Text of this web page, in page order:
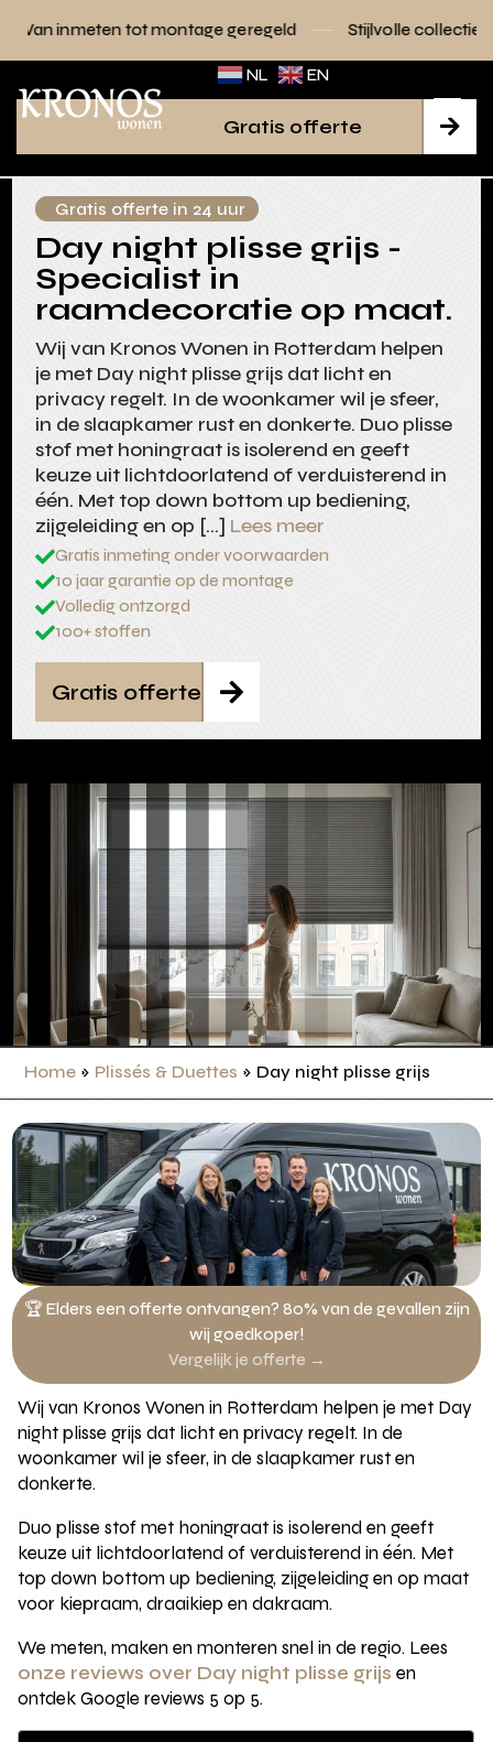
montage geregeld Stijlvolle collecties voor elk interieur
NL EN

Gratis offerte
Gratis offerte in 24 uur
Day night plisse grijs -
Specialist in
raamdecoratie op maat.
Wij van Kronos Wonen in Rotterdam helpen
je met Day night plisse grijs dat licht en
privacy regelt. In de woonkamer wil je sfeer,
in de slaapkamer rust en donkerte. Duo plisse
stof met honingraat is isolerend en geeft
keuze uit lichtdoorlatend of verduisterend in
één. Met top down bottom up bediening,
zijgeleiding en op […] Lees meer
Gratis inmeting onder voorwaarden
10 jaar garantie op de montage
Volledig ontzorgd
100+ stoffen

Gratis offerte
Home » Plissés & Duettes » Day night plisse grijs
🏆 Elders een offerte ontvangen? 80% van de gevallen zijn
wij goedkoper!
Vergelijk je offerte →
Wij van Kronos Wonen in Rotterdam helpen je met Day
night plisse grijs dat licht en privacy regelt. In de
woonkamer wil je sfeer, in de slaapkamer rust en
donkerte.
Duo plisse stof met honingraat is isolerend en geeft
keuze uit lichtdoorlatend of verduisterend in één. Met
top down bottom up bediening, zijgeleiding en op maat
voor kiepraam, draaikiep en dakraam.
We meten, maken en monteren snel in de regio. Lees
onze reviews over Day night plisse grijs en
ontdek Google reviews 5 op 5.